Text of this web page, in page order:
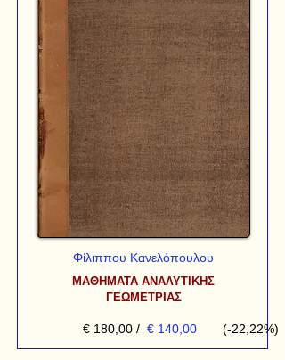
Φίλιππου Κανελόπουλου
ΜΑΘΗΜΑΤΑ ΑΝΑΛΥΤΙΚΗΣ
ΓΕΩΜΕΤΡΙΑΣ
€ 180,00 / € 140,00 (-22,22%)